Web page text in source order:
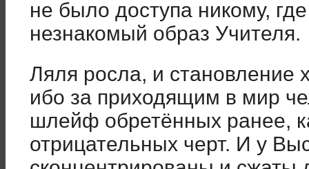
не было доступа никому,
незнакомый образ Учителя.
Ляля росла, и становление
ибо за приходящим в мир
шлейф обретённых ранее,
отрицательных черт. И у